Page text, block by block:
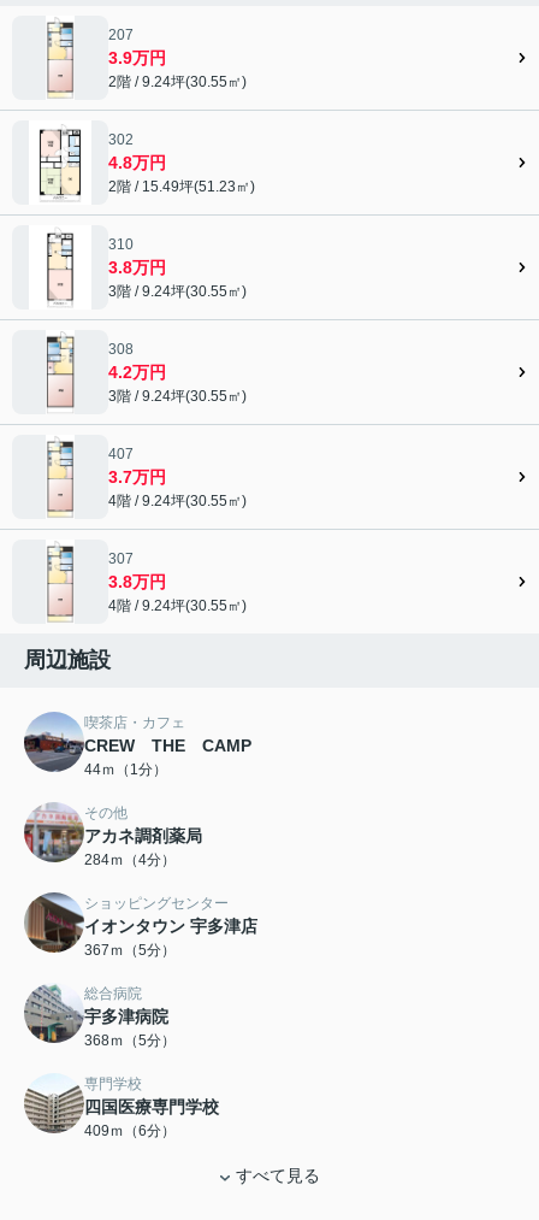
207
3.9万円
2階 / 9.24坪(30.55㎡)
302
4.8万円
2階 / 15.49坪(51.23㎡)
310
3.8万円
3階 / 9.24坪(30.55㎡)
308
4.2万円
3階 / 9.24坪(30.55㎡)
407
3.7万円
4階 / 9.24坪(30.55㎡)
307
3.8万円
4階 / 9.24坪(30.55㎡)
周辺施設
喫茶店・カフェ
CREW THE CAMP
44ｍ（1分）
その他
アカネ調剤薬局
284ｍ（4分）
ショッピングセンター
イオンタウン 宇多津店
367ｍ（5分）
総合病院
宇多津病院
368ｍ（5分）
専門学校
四国医療専門学校
409ｍ（6分）
すべて見る